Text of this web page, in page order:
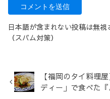
日本語が含まれない投稿は無視
（スパム対策）
【福岡のタイ料理
ディー」で食べた